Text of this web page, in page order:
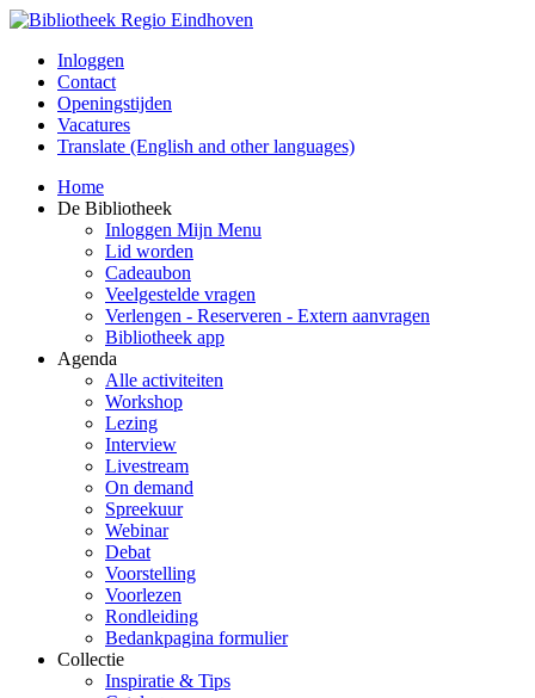
Inloggen
Contact
Openingstijden
Vacatures
Translate (English and other languages)
Home
De Bibliotheek
Inloggen Mijn Menu
Lid worden
Cadeaubon
Veelgestelde vragen
Verlengen - Reserveren - Extern aanvragen
Bibliotheek app
Agenda
Alle activiteiten
Workshop
Lezing
Interview
Livestream
On demand
Spreekuur
Webinar
Debat
Voorstelling
Voorlezen
Rondleiding
Bedankpagina formulier
Collectie
Inspiratie & Tips